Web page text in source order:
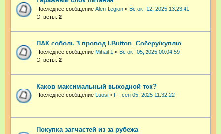
Последнее сообщение Alen-Legion « Вс окт 12, 2025 13:23:41
Ответы: 2
ПАК соболь 3 провод I-Button. Соберу/куплю
Последнее сообщение Mihail-1 « Вс окт 05, 2025 00:04:59
Ответы: 2
Каков максимальный выходной ток?
Последнее сообщение Luosi « Пт сен 05, 2025 11:32:22
Покупка запчастей из за рубежа